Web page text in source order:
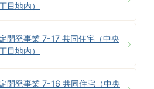
目地内）
開発事業 7-17 共同住宅（中央
目地内）
開発事業 7-16 共同住宅（中央